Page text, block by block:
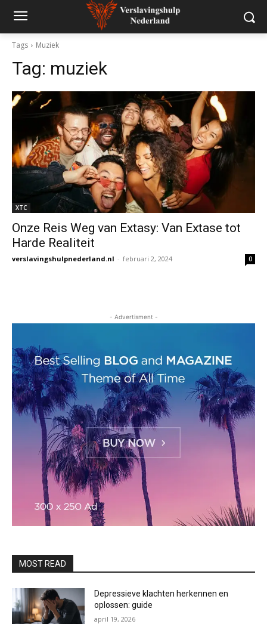
Tags Muziek
Tag: muziek
XTC
Onze Reis Weg van Extasy: Van Extase tot
Harde Realiteit
verslavingshulpnederland.nl - februari 2, 2024 0
- Advertisment -
MOST READ
Depressieve klachten herkennen en
oplossen: guide
april 19, 2026